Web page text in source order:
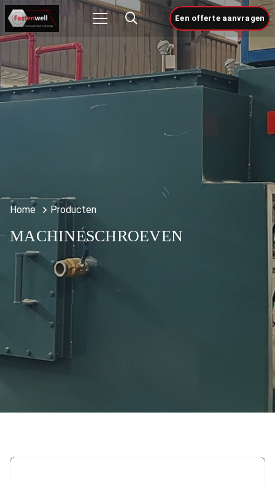
Een offerte aanvragen
Home Producten
MACHINESCHROEVEN